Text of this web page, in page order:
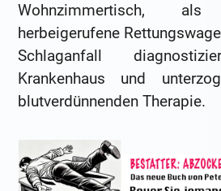
Wohnzimmertisch,
herbeigerufene
Schlaganfall
Krankenhaus und
blutverdünnenden Therapie.